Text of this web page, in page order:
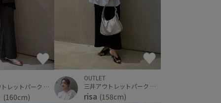
三井アウトレットパーク 横浜ベイサイド
(160cm)
OUTLET
三井アウトレットパーク 横浜ベイサイド
risa (158cm)